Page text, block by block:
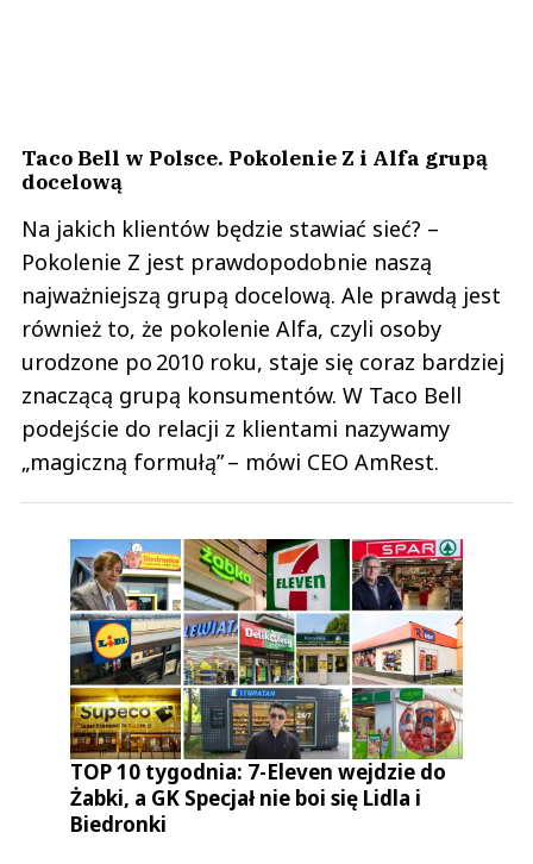
Taco Bell w Polsce. Pokolenie Z i Alfa grupą
docelową
Na jakich klientów będzie stawiać sieć? –
Pokolenie Z jest prawdopodobnie naszą
najważniejszą grupą docelową. Ale prawdą jest
również to, że pokolenie Alfa, czyli osoby
urodzone po 2010 roku, staje się coraz bardziej
znaczącą grupą konsumentów. W Taco Bell
podejście do relacji z klientami nazywamy
„magiczną formułą” – mówi CEO AmRest.
TOP 10 tygodnia: 7-Eleven wejdzie do
Żabki, a GK Specjał nie boi się Lidla i
Biedronki